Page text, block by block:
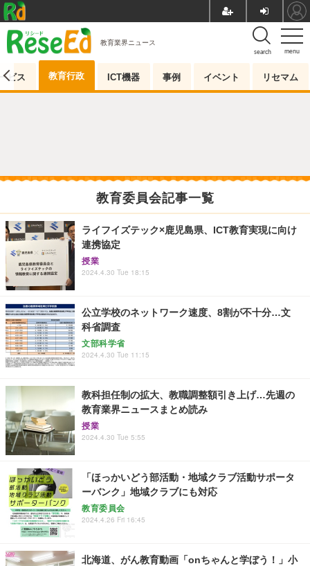
menu
search
教育業界ニュース
ビス 教育行政 ICT機器 事例 イベント リセマム
教育委員会記事一覧
ライフイズテック×鹿児島県、ICT教育実現に向け
連携協定
授業
2024.4.30 Tue 18:15
公立学校のネットワーク速度、8割が不十分…文
科省調査
文部科学省
2024.4.30 Tue 11:15
教科担任制の拡大、教職調整額引き上げ…先週の
教育業界ニュースまとめ読み
授業
2024.4.30 Tue 5:55
「ほっかいどう部活動・地域クラブ活動サポータ
ーバンク」地域クラブにも対応
教育委員会
2024.4.26 Fri 16:45
北海道、がん教育動画「onちゃんと学ぼう！」小